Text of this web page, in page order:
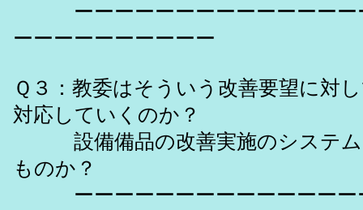
ーーーーーーーーーーーーーー
ーーーーーーーーーー
Ｑ３：教委はそういう改善要望に対
対応していくのか？
設備備品の改善実施のシステム
ものか？
ーーーーーーーーーーーーーー